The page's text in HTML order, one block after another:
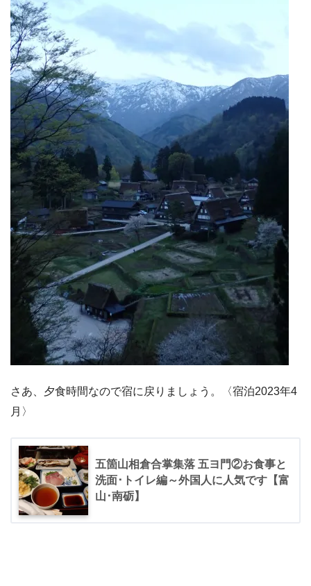
さあ、夕食時間なので宿に戻りましょう。〈宿泊2023年4
月〉
五箇山相倉合掌集落 五ヨ門②お食事と
洗面･トイレ編～外国人に人気です【富
山･南砺】